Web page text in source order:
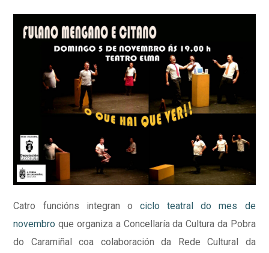
Catro funcións integran o ciclo teatral do mes de
novembro que organiza a Concellaría da Cultura da Pobra
do Caramiñal coa colaboración da Rede Cultural da